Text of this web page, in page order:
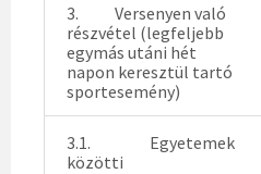
3. Versenyen való
részvétel (legfeljebb
egymás utáni hét
napon keresztül tartó
sportesemény)
3.1. Egyetemek
közötti